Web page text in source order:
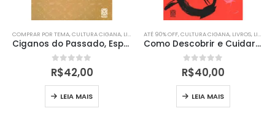
COMPRAR POR TEMA,CULTURA CIGANA, LIVROS ,LIVROS
Ciganos do Passado, Espíritos do Presente
0 out of 5
R$42,00
LEIA MAIS
ATÉ 90% OFF,CULTURA CIGANA, LIVROS, LIVROS
Como Descobrir e Cuidar dos Ciganos dos seus Caminhos
0 out of 5
R$40,00
LEIA MAIS